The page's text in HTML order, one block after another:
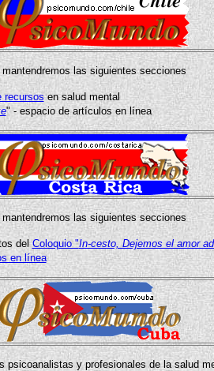
las siguientes secciones
recursosen salud mental
" - espacio de artículos en línea
las siguientes secciones
delColoquio "In-cesto, Dejemos el amor
en línea
psicoanalistas y profesionales de la salud